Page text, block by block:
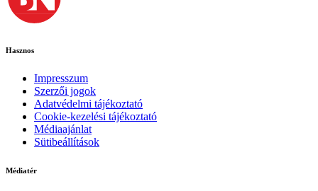
Hasznos
Impresszum
Szerzői jogok
Adatvédelmi tájékoztató
Cookie-kezelési tájékoztató
Médiaajánlat
Sütibeállítások
Médiatér